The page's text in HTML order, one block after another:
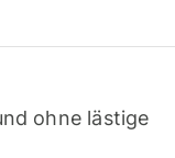
ohne lästige